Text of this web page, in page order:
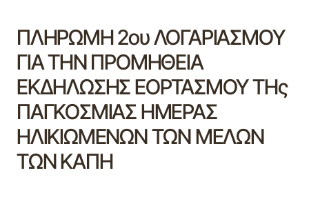
ΠΛΗΡΩΜΗ 2ου ΛΟΓΑΡΙΑΣΜΟΥ
ΓΙΑ ΤΗΝ ΠΡΟΜΗΘΕΙΑ
ΕΚΔΗΛΩΣΗΣ ΕΟΡΤΑΣΜΟΥ ΤΗς
ΠΑΓΚΟΣΜΙΑΣ ΗΜΕΡΑΣ
ΗΛΙΚΙΩΜΕΝΩΝ ΤΩΝ ΜΕΛΩΝ
ΤΩΝ ΚΑΠΗ